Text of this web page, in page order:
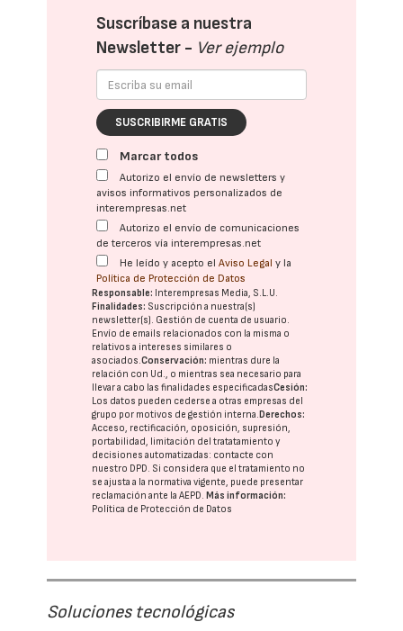
Suscríbase a nuestra
Newsletter - Ver ejemplo
SUSCRIBIRME GRATIS
Marcar todos
Autorizo el envío de newsletters y
avisos informativos personalizados de
interempresas.net
Autorizo el envío de comunicaciones
de terceros vía interempresas.net
He leído y acepto elAviso Legal y la
Política de Protección de Datos
Responsable: Interempresas Media, S.L.U.
Finalidades: Suscripción a nuestra(s)
newsletter(s). Gestión de cuenta de usuario.
Envío de emails relacionados con la misma o
relativos a intereses similares o
asociados.Conservación: mientras dure la
relación con Ud., o mientras sea necesario para
llevar a cabo las finalidades especificadasCesión:
Los datos pueden cederse a otras empresas del
grupo por motivos de gestión interna. Derechos:
Acceso, rectificación, oposición, supresión,
portabilidad, limitación del tratatamiento y
decisiones automatizadas: contacte con
nuestro DPD. Si considera que el tratamiento no
se ajusta a la normativa vigente, puede presentar
reclamación ante laAEPD. Más información:
Política de Protección de Datos
Soluciones tecnológicas